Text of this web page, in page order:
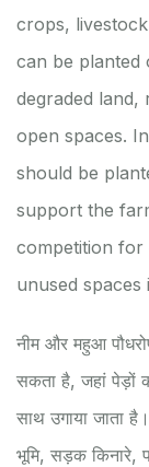
crops,
can be planted
degraded land,
open spaces.
should be
support the
competition
unused spaces
नीम और महुआ
सकता है, जहां पेड़ों
साथ उगाया जाता
भूमि, सड़क किनारे,